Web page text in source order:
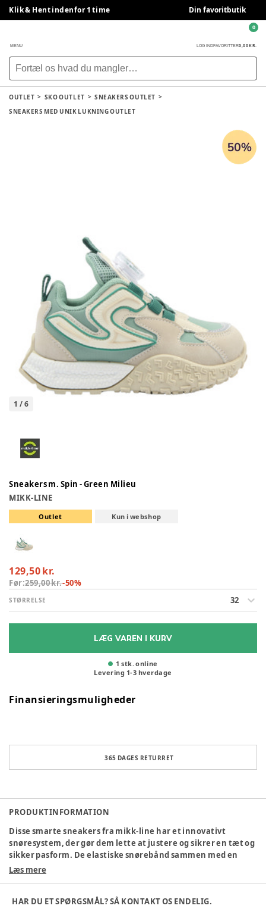
Klik & Hent indenfor 1 time Din favoritbutik
MENU LOG INDFAVORITTER0,00 KR.
0
OUTLET SKO OUTLET
SNEAKERS OUTLET
SNEAKERS MED UNIK LUKNING OUTLET
1 /6
Sneakers m. Spin - Green Milieu
MIKK-LINE
Outlet Kun i webshop
129,50 kr.
Før:259,00 kr.-50%
STØRRELSE 32
LÆG VAREN I KURV
1 stk. online
Levering 1-3 hverdage
Finansieringsmuligheder
365 DAGES RETURRET
PRODUKTINFORMATION
Disse smarte sneakers fra mikk-line har et innovativt
snøresystem, der gør dem lette at justere og sikrer en tæt og
sikker pasform. De elastiske snørebånd sammen med en
praktisk drejeknap gør det nemt for børn at tage skoene af
samtidig se stilfulde ud.
Læs mere
HAR DU ET SPØRGSMÅL? SÅ KONTAKT OS ENDELIG.